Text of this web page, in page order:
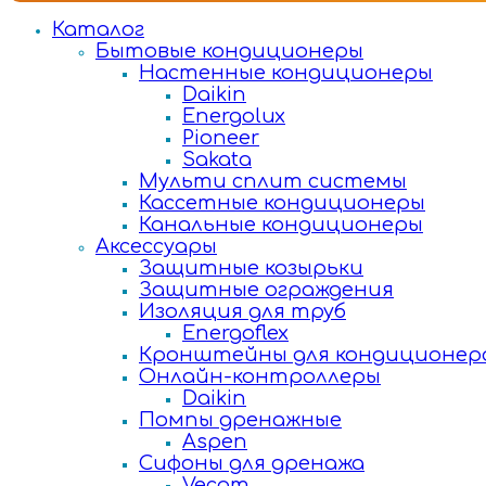
Каталог
Бытовые кондиционеры
Настенные кондиционеры
Daikin
Energolux
Pioneer
Sakata
Мульти сплит системы
Кассетные кондиционеры
Канальные кондиционеры
Аксессуары
Защитные козырьки
Защитные ограждения
Изоляция для труб
Energoflex
Кронштейны для
Онлайн-контроллеры
Daikin
Помпы дренажные
Aspen
Сифоны для дренажа